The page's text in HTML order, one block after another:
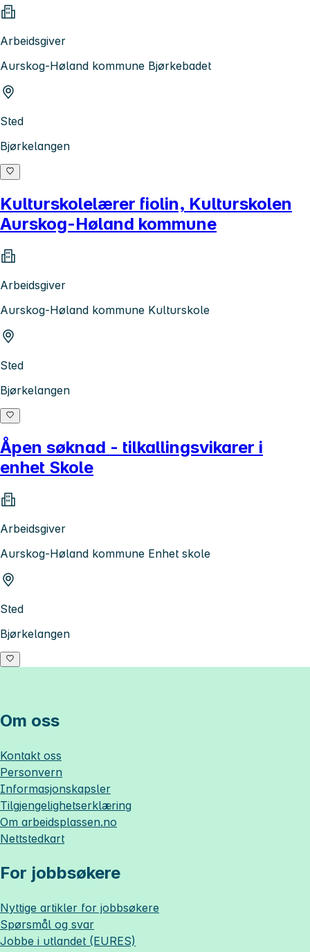
Arbeidsgiver
Aurskog-Høland kommune Bjørkebadet
Sted
Bjørkelangen
Kulturskolelærer fiolin, Kulturskolen
Aurskog-Høland kommune
Arbeidsgiver
Aurskog-Høland kommune Kulturskole
Sted
Bjørkelangen
Åpen søknad - tilkallingsvikarer i
enhet Skole
Arbeidsgiver
Aurskog-Høland kommune Enhet skole
Sted
Bjørkelangen
Om oss
Kontakt oss
Personvern
Informasjonskapsler
Tilgjengelighetserklæring
Om arbeidsplassen.no
Nettstedkart
For jobbsøkere
Nyttige artikler for jobbsøkere
Spørsmål og svar
Jobbe i utlandet (EURES)